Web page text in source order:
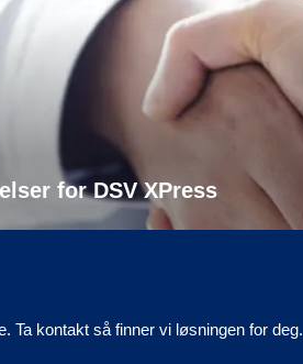
for DSV XPress
Ta kontakt så finner vi løsningen for deg.